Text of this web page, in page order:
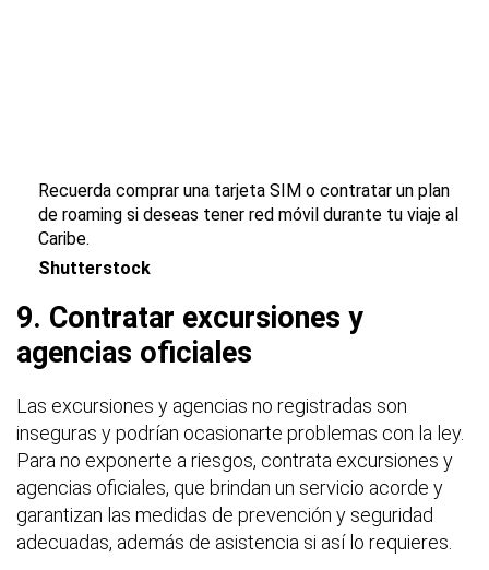
Recuerda comprar una tarjeta SIM o contratar un plan
de roaming si deseas tener red móvil durante tu viaje al
Caribe.
Shutterstock
9. Contratar excursiones y
agencias oficiales
Las excursiones y agencias no registradas son
inseguras y podrían ocasionarte problemas con la ley.
Para no exponerte a riesgos, contrata excursiones y
agencias oficiales, que brindan un servicio acorde y
garantizan las medidas de prevención y seguridad
adecuadas, además de asistencia si así lo requieres.